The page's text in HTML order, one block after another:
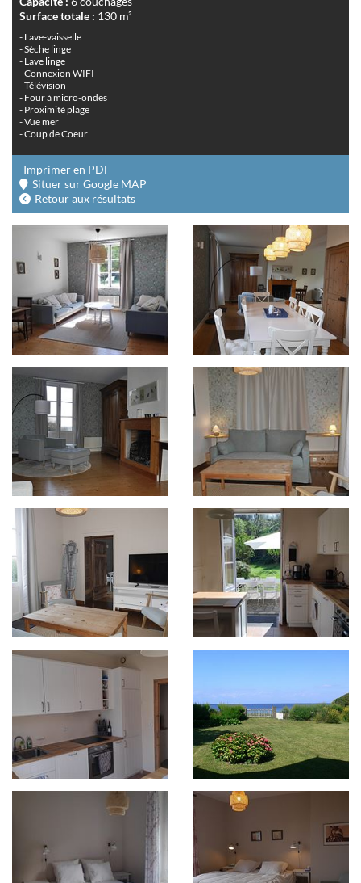
Surface totale : 130 m²
- Lave-vaisselle
- Sèche linge
- Lave linge
- Connexion WIFI
- Télévision
- Four à micro-ondes
- Proximité plage
- Vue mer
- Coup de Coeur
Imprimer en PDF
Situer sur Google MAP
Retour aux résultats